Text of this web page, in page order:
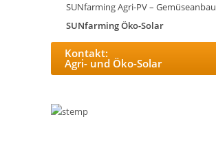
SUNfarming Agri-PV – Gemüseanbau
SUNfarming Öko-Solar
Kontakt:
Agri- und Öko-Solar